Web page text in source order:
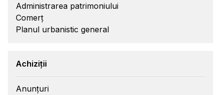
Administrarea patrimoniului
Comerț
Planul urbanistic general
Achiziții
Anunțuri